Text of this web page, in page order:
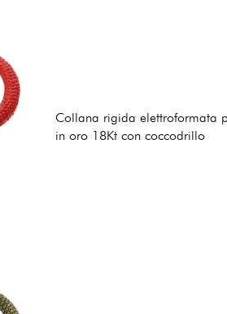
Collana rigida elettroformata
in oro 18Kt con coccodrillo